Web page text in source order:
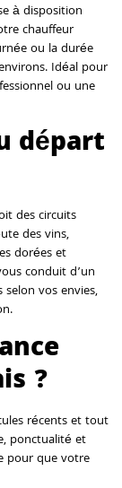
à disposition
chauffeur
ou la durée
Idéal pour
ou une
départ
des circuits
des vins,
dorées et
conduit d’un
vos envies,
?
récents et tout
ponctualité et
pour que votre